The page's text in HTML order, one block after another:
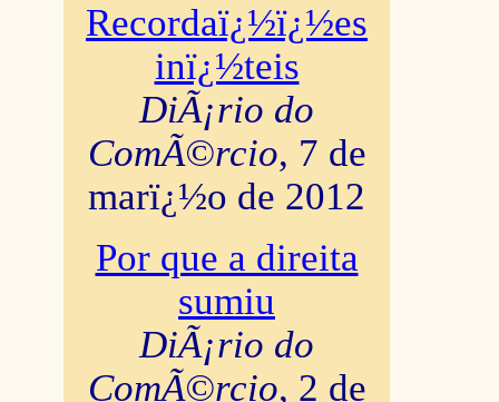
Recordaï¿½ï¿½es
inï¿½teis
DiÃ¡rio do
ComÃ©rcio, 7 de
marï¿½o de 2012
Por que a direita
sumiu
DiÃ¡rio do
ComÃ©rcio, 2 de